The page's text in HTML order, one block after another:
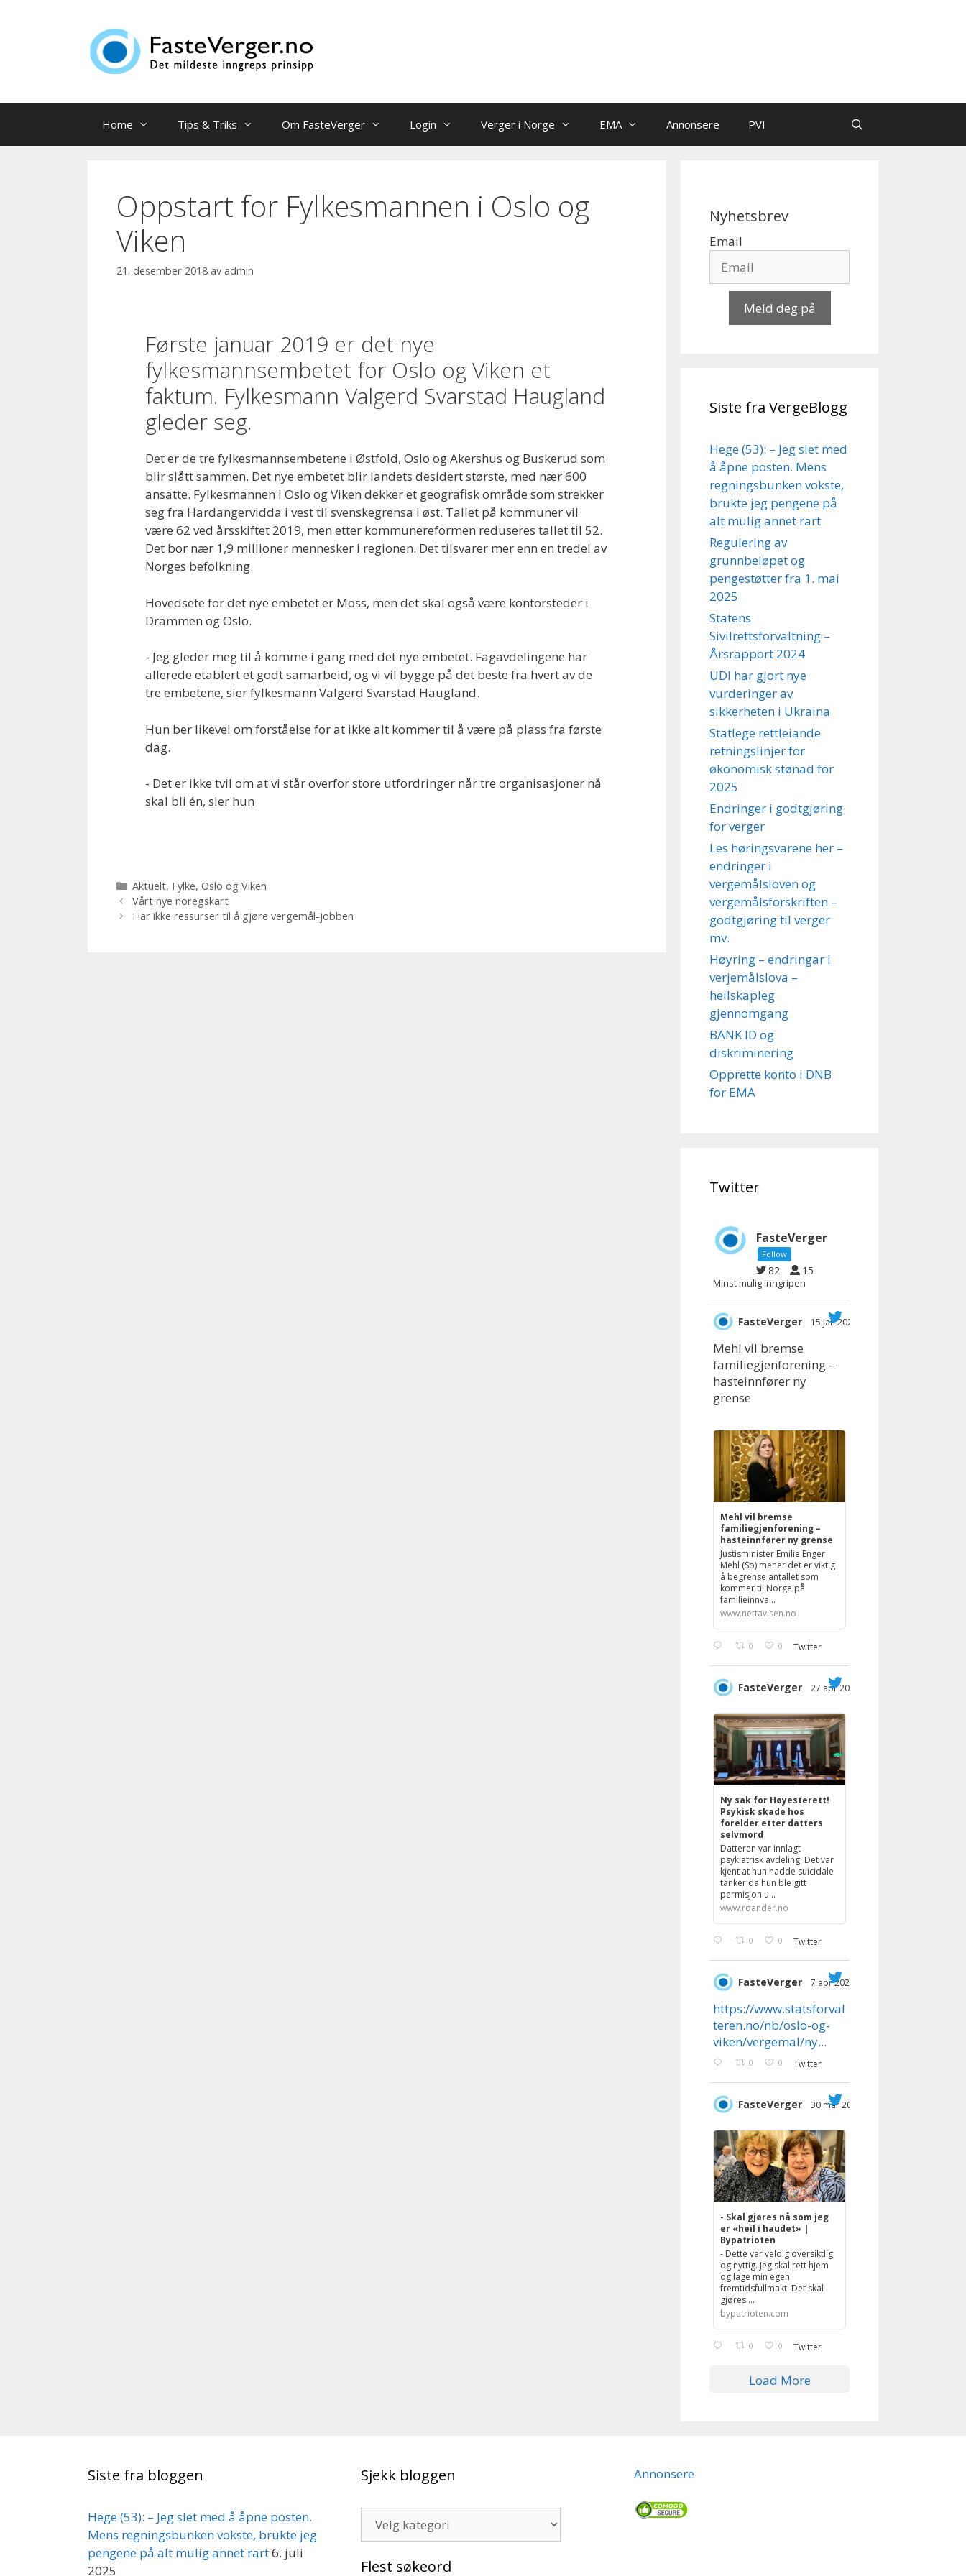
Home Tips & Triks Om FasteVerger Login Verger i Norge EMA Annonsere PVI
Oppstart for Fylkesmannen i Oslo og
Viken
21. desember 2018 av admin
Første januar 2019 er det nye
fylkesmannsembetet for Oslo og Viken et
faktum. Fylkesmann Valgerd Svarstad Haugland
gleder seg.
Det er de tre fylkesmannsembetene i Østfold, Oslo og Akershus og Buskerud som
blir slått sammen. Det nye embetet blir landets desidert største, med nær 600
ansatte. Fylkesmannen i Oslo og Viken dekker et geografisk område som strekker
seg fra Hardangervidda i vest til svenskegrensa i øst. Tallet på kommuner vil
være 62 ved årsskiftet 2019, men etter kommunereformen reduseres tallet til 52.
Det bor nær 1,9 millioner mennesker i regionen. Det tilsvarer mer enn en tredel av
Norges befolkning.
Hovedsete for det nye embetet er Moss, men det skal også være kontorsteder i
Drammen og Oslo.
- Jeg gleder meg til å komme i gang med det nye embetet. Fagavdelingene har
allerede etablert et godt samarbeid, og vi vil bygge på det beste fra hvert av de
tre embetene, sier fylkesmann Valgerd Svarstad Haugland.
Hun ber likevel om forståelse for at ikke alt kommer til å være på plass fra første
dag.
- Det er ikke tvil om at vi står overfor store utfordringer når tre organisasjoner nå
skal bli én, sier hun
Kategorier
Aktuelt, Fylke, Oslo og Viken
Vårt nye noregskart
Har ikke ressurser til å gjøre vergemål-jobben
Nyhetsbrev
Email
Meld deg på
Siste fra VergeBlogg
Hege (53): – Jeg slet med
å åpne posten. Mens
regningsbunken vokste,
brukte jeg pengene på
alt mulig annet rart
Regulering av
grunnbeløpet og
pengestøtter fra 1. mai
2025
Statens
Sivilrettsforvaltning –
Årsrapport 2024
UDI har gjort nye
vurderinger av
sikkerheten i Ukraina
Statlege rettleiande
retningslinjer for
økonomisk stønad for
2025
Endringer i godtgjøring
for verger
Les høringsvarene her –
endringer i
vergemålsloven og
vergemålsforskriften –
godtgjøring til verger
mv.
Høyring – endringar i
verjemålslova –
heilskapleg
gjennomgang
BANK ID og
diskriminering
Opprette konto i DNB
for EMA
Twitter
FasteVerger
Follow
82 15
Minst mulig inngripen
;
FasteVerger 15 jan 2025
Mehl vil bremse
familiegjenforening –
hasteinnfører ny
grense
Mehl vil bremse
familiegjenforening –
hasteinnfører ny grense
Justisminister Emilie Enger
Mehl (Sp) mener det er viktig
å begrense antallet som
kommer til Norge på
familieinnva...
www.nettavisen.no
0 0 Twitter
FasteVerger 27 apr 2023
Ny sak for Høyesterett!
Psykisk skade hos
forelder etter datters
selvmord
Datteren var innlagt
psykiatrisk avdeling. Det var
kjent at hun hadde suicidale
tanker da hun ble gitt
permisjon u...
www.roander.no
0 0 Twitter
;
FasteVerger 7 apr 2023
https://www.statsforval
teren.no/nb/oslo-og-
viken/vergemal/ny...
0 0 Twitter
FasteVerger 30 mar 2023
- Skal gjøres nå som jeg
er «heil i haudet» |
Bypatrioten
- Dette var veldig oversiktlig
og nyttig. Jeg skal rett hjem
og lage min egen
fremtidsfullmakt. Det skal
gjøres ...
bypatrioten.com
0 0 Twitter
Load More
Siste fra bloggen
Hege (53): – Jeg slet med å åpne posten.
Mens regningsbunken vokste, brukte jeg
pengene på alt mulig annet rart6. juli
2025
Sjekk bloggen
bloggen
Flest søkeord
Annonsere